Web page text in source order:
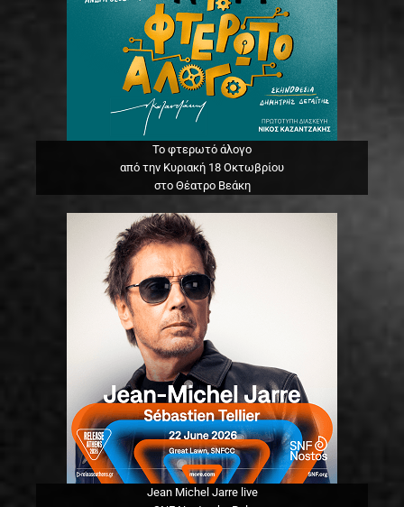
Το φτερωτό άλογο
από την Κυριακή 18 Οκτωβρίου
στο Θέατρο Βεάκη
Jean Michel Jarre live